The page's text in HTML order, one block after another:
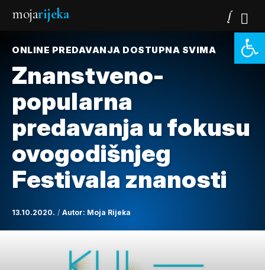
mojarijeka
ONLINE PREDAVANJA DOSTUPNA SVIMA
Znanstveno-
popularna
predavanja u fokusu
ovogodišnjeg
Festivala znanosti
13.10.2020. Autor: Moja Rijeka